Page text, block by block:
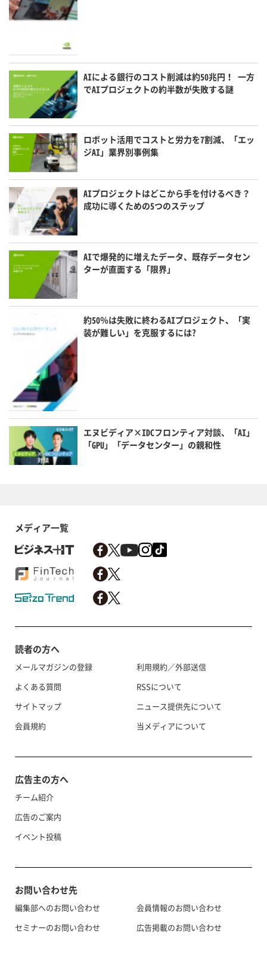
AIによる銀行のコスト削減は約50兆円！ 一方
でAIプロジェクトの約半数が失敗する謎
ロボット活用でコストと労力を7割減、「エッ
ジAI」業界別事例集
AIプロジェクトはどこから手を付けるべき？
成功に導くための5つのステップ
AIで爆発的に増えたデータ、既存データセン
ターが直面する「限界」
約50％は失敗に終わるAIプロジェクト、「実
装が難しい」を克服するには?
エヌビディア×IDCフロンティア対談、「AI」
「GPU」「データセンター」の親和性
メディア一覧
読者の方へ
メールマガジンの登録
よくある質問
サイトマップ
会員規約
利用規約／外部送信
RSSについて
ニュース提供先について
当メディアについて
広告主の方へ
チーム紹介
広告のご案内
イベント投稿
お問い合わせ先
編集部へのお問い合わせ
セミナーのお問い合わせ
会員情報のお問い合わせ
広告掲載のお問い合わせ